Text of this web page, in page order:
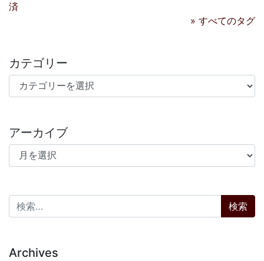
済
» すべてのタグ
カテゴリー
カテゴリー
アーカイブ
アーカイブ
検索:
Archives